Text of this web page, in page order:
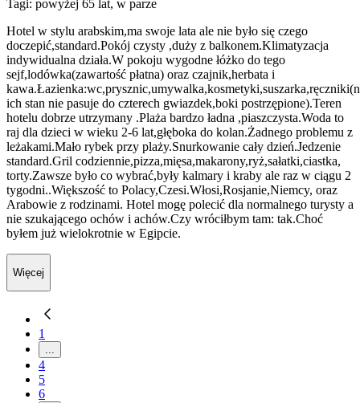
Tagi: powyżej 65 lat, w parze
Hotel w stylu arabskim,ma swoje lata ale nie było się czego
doczepić,standard.Pokój czysty ,duży z balkonem.Klimatyzacja
indywidualna działa.W pokoju wygodne łóżko do tego
sejf,lodówka(zawartość płatna) oraz czajnik,herbata i
ich stan nie pasuje do czterech gwiazdek,boki postrzępione).Teren
hotelu dobrze utrzymany .Plaża bardzo ładna ,piaszczysta.Woda to
raj dla dzieci w wieku 2-6 lat,głęboka do kolan.Żadnego problemu z
leżakami.Mało rybek przy plaży.Snurkowanie cały dzień.Jedzenie
standard.Gril codziennie,pizza,mięsa,makarony,ryż,sałatki,ciastka,
torty.Zawsze było co wybrać,były kalmary i kraby ale raz w ciągu 2
tygodni..Większość to Polacy,Czesi.Włosi,Rosjanie,Niemcy, oraz
Arabowie z rodzinami. Hotel mogę polecić dla normalnego turysty a
nie szukającego ochów i achów.Czy wróciłbym tam: tak.Choć
byłem już wielokrotnie w Egipcie.
Więcej
1
...
4
5
6